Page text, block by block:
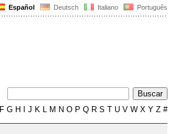
Español Deutsch Italiano Português
F G H J K L M N O P Q R S T U V W X Y Z #